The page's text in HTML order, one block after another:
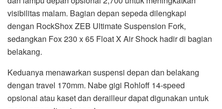
visibilitas malam. Bagian depan sepeda dilengkapi
dengan RockShox ZEB Ultimate Suspension Fork,
sedangkan Fox 230 x 65 Float X Air Shock hadir di bagian
belakang.
Keduanya menawarkan suspensi depan dan belakang
dengan travel 170mm. Nabe gigi Rohloff 14-speed
opsional atau kaset dan derailleur dapat digunakan untuk